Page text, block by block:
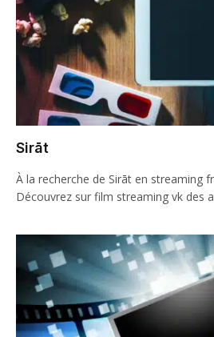
Sirāt
À la recherche de Sirāt en streaming
Découvrez sur film streaming vk des